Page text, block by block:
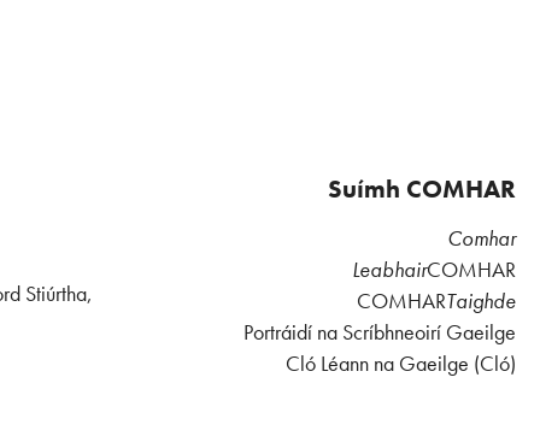
Stiúrtha,
Suímh COMHAR
Comhar
LeabhairCOMHAR
COMHARTaighde
Portráidí na Scríbhneoirí Gaeilge
Cló Léann na Gaeilge (Cló)